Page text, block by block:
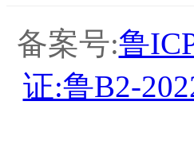
备案号:鲁
证:鲁B2-